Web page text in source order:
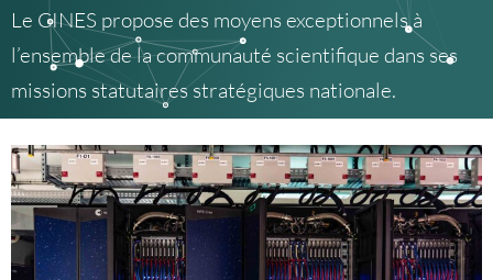
Le CINES propose des moyens exceptionnels à
l’ensemble de la communauté scientifique dans ses
missions statutaires stratégiques nationale.